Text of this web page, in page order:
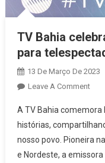
TV Bahia
para
13 De Março De 2023
Leave A CommentOn
38
A TV Bahia comemora
histórias,
nosso povo. Pioneira
e Nordeste, a